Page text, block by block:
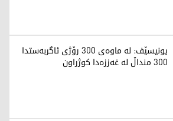
یونیسێف: لە ماوەی 300 رۆژی ئاگربەستدا
300 منداڵ لە غەززەدا کوژراون